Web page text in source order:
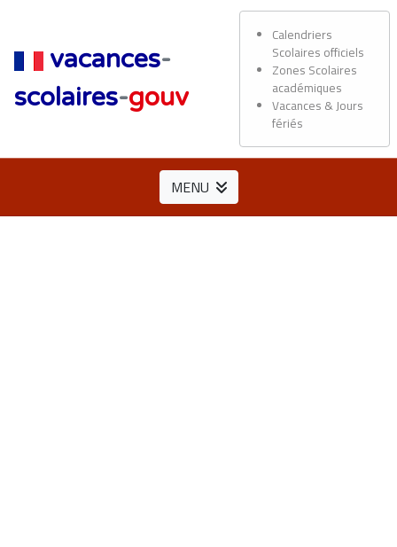
vacances-
scolaires-gouv
Calendriers
Scolaires officiels
Zones Scolaires
académiques
Vacances & Jours
fériés
MENU